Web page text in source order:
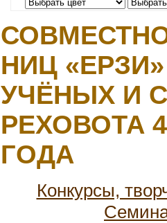
НИЦ
УЧЁНЫХ И
РЕХОВОТА
ГОДА
Конкурсы,